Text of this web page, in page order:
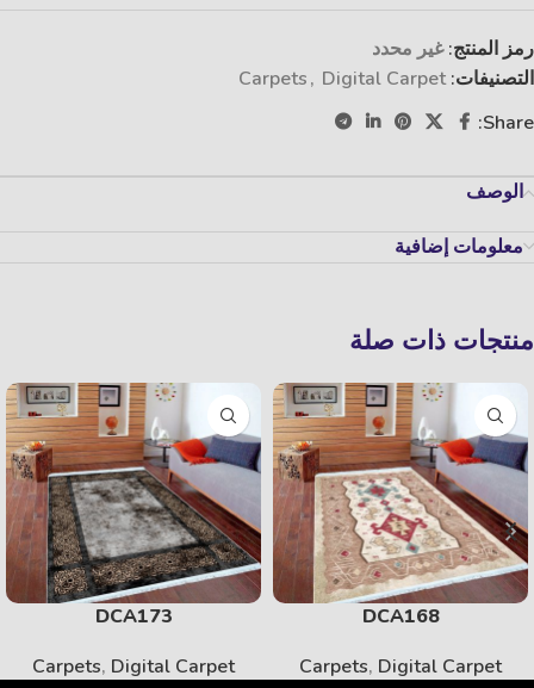
رمز المنتج:غير محدد
التصنيفات:
Carpets, Digital Carpet
Share:
الوصف
معلومات إضافية
منتجات ذات صلة
DCA168
Carpets, Digital Carpet
DCA173
Carpets, Digital Carpet